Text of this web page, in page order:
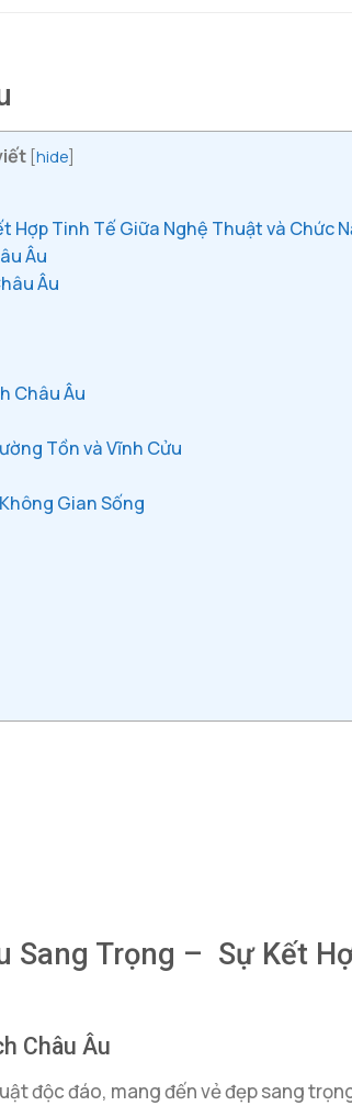
[hide]
Hợp Tinh Tế Giữa Nghệ Thuật và Chức
Âu
Âu
Châu Âu
Tồn và Vĩnh Cửu
Gian Sống
Sang Trọng – Sự Kết
Châu Âu
độc đáo, mang đến vẻ đẹp sang